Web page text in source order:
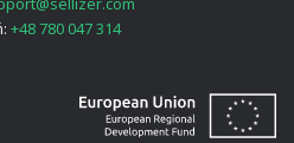
+48 780 047 314